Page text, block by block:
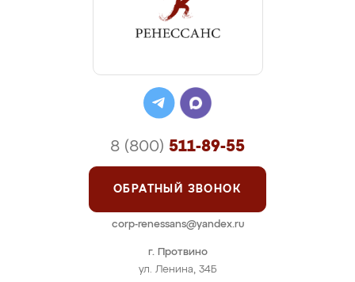
г. Протвино
ул. Ленина, 34Б
8 (800) 511-89-55
ОБРАТНЫЙ ЗВОНОК
corp-renessans@yandex.ru